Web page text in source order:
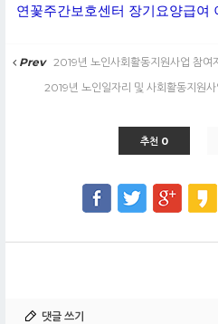
연꽃주간보호센터 장기요양급여
Prev 2019년 노인사회활동지원사업 참여
2019년 노인일자리 및 사회활동지원
추천 0
댓글 쓰기